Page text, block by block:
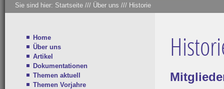
Sie sind hier: Startseite /// Über uns /// Historie
Home
Über uns
Artikel
Dokumentationen
Themen aktuell
Themen Vorjahre